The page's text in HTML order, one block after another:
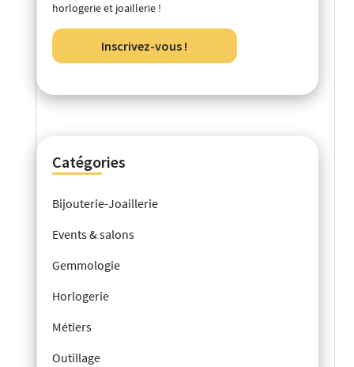
horlogerie et joaillerie !
Inscrivez-vous !
Catégories
Bijouterie-Joaillerie
Events & salons
Gemmologie
Horlogerie
Métiers
Outillage